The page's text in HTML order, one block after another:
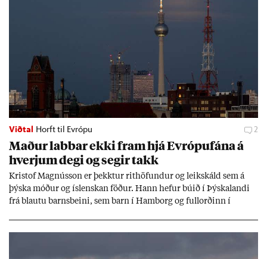
Viðtal Horft til Evrópu 2
Mað­ur labb­ar ekki fram hjá Evr­ópuf­ána á
hverj­um degi og seg­ir takk
Kri­stof Magnús­son er þekkt­ur rit­höf­und­ur og leik­skáld sem á
þýska móð­ur og ís­lensk­an föð­ur. Hann hef­ur bú­ið í Þýskalandi
frá blautu barns­beini, sem barn í Ham­borg og full­orð­inn í